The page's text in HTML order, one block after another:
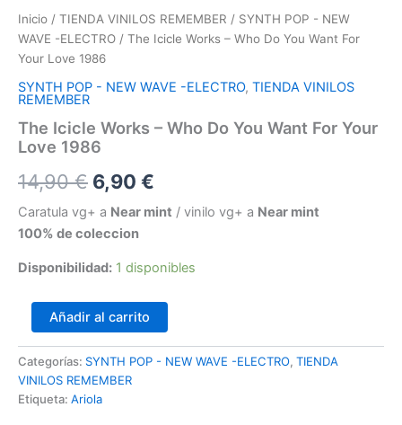
Inicio / TIENDA VINILOS REMEMBER / SYNTH POP - NEW
WAVE -ELECTRO / The Icicle Works – Who Do You Want For
Your Love 1986
SYNTH POP - NEW WAVE -ELECTRO, TIENDA VINILOS
REMEMBER
The Icicle Works – Who Do You Want For Your
Love 1986
14,90€ El
precio
original
era:
14,90 €.
6,90 €
precio
es:
6,90 €.
Caratula vg+ a Near mint / vinilo vg+ a Near mint
100% de coleccion
Disponibilidad: 1 disponibles
The
Icicle
Works
–
Who
Do
Añadir al carrito
Categorías: SYNTH POP - NEW WAVE -ELECTRO, TIENDA
VINILOS REMEMBER
Etiqueta: Ariola